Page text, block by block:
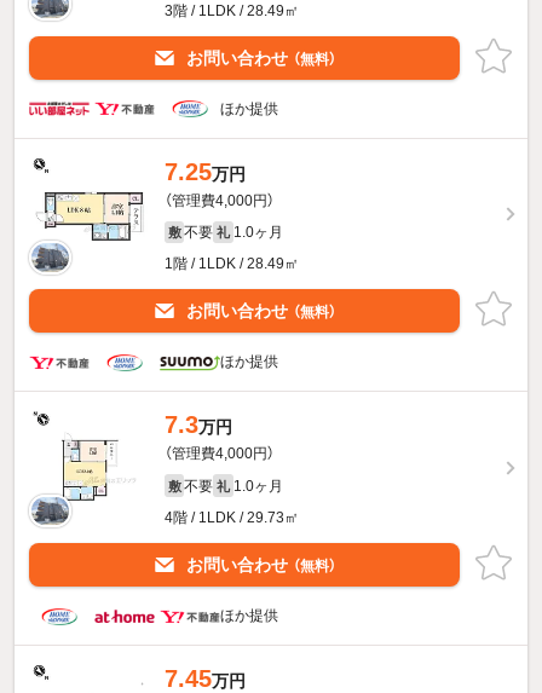
3階 / 1LDK / 28.49㎡
お問い合わせ （無料）
ほか提供
7.25万円
（管理費4,000円）
敷 不要 礼 1.0ヶ月
1階 / 1LDK / 28.49㎡
お問い合わせ （無料）
ほか提供
7.3万円
（管理費4,000円）
敷 不要 礼 1.0ヶ月
4階 / 1LDK / 29.73㎡
お問い合わせ （無料）
ほか提供
7.45万円